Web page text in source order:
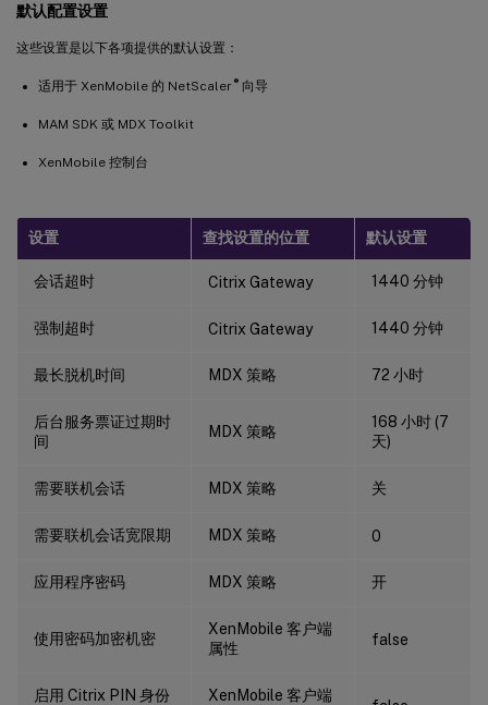
默认配置设置
这些设置是以下各项提供的默认设置：
适用于 XenMobile 的 NetScaler ®向导
MAM SDK 或 MDX Toolkit
XenMobile 控制台
设置 查找设置的位置 默认设置
会话超时 Citrix Gateway 1440 分钟
强制超时 Citrix Gateway 1440 分钟
最长脱机时间 MDX 策略 72 小时
后台服务票证过期时
间
MDX 策略
168 小时 (7
天)
需要联机会话 MDX 策略 关
需要联机会话宽限期 MDX 策略 0
应用程序密码 MDX 策略 开
使用密码加密机密
XenMobile 客户端
属性
false
启用 Citrix PIN 身份 XenMobile 客户端